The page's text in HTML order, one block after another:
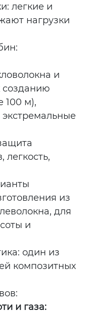
легкие и
нагрузки
и
созданию
100 м),
легкость,
из
для
и
один из
композитных
и газа: